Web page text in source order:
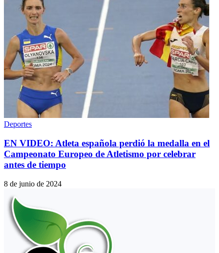
Deportes
EN VIDEO: Atleta española perdió la medalla en el
Campeonato Europeo de Atletismo por celebrar
antes de tiempo
8 de junio de 2024